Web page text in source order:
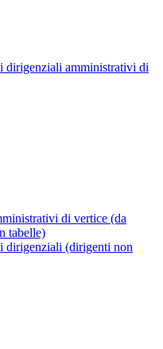
dirigenziali amministrativi di
di vertice (da
tabelle)
dirigenziali (dirigenti non